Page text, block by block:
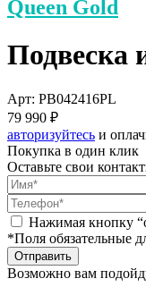
Queen Gold
Подвеска
Арт: PB042416PL
79 990 ₽
авторизуйтесь и
Покупка в один клик
Оставьте свои
Нажимая кнопку
*Поля обязательные
Отправить
Возможно вам